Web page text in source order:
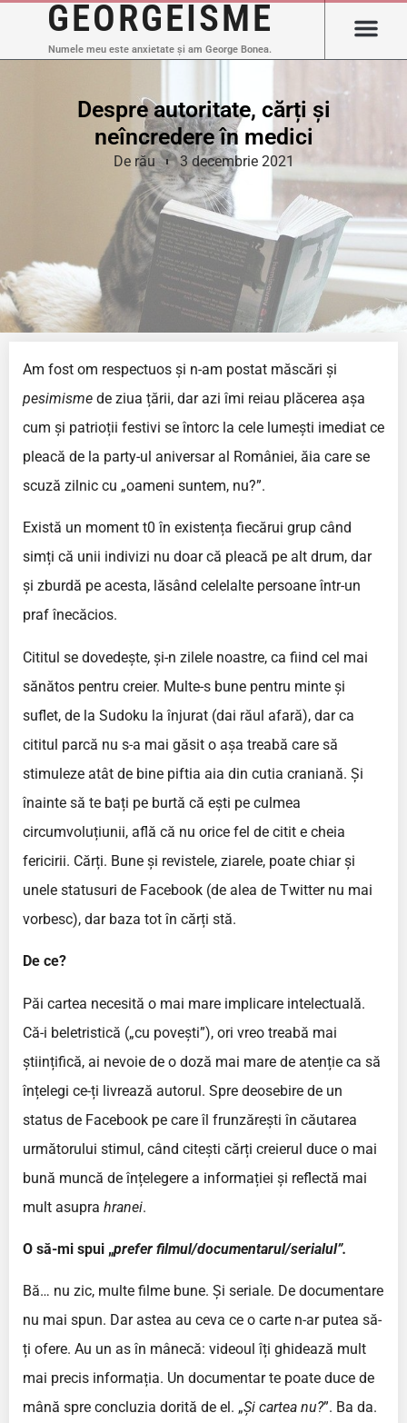
GEORGEISME
Numele meu este anxietate și am George Bonea.
Despre autoritate, cărți și
neîncredere în medici
De rău 3 decembrie 2021
Am fost om respectuos și n-am postat măscări și
pesimisme de ziua țării, dar azi îmi reiau plăcerea așa
cum și patrioții festivi se întorc la cele lumești imediat ce
pleacă de la party-ul aniversar al României, ăia care se
scuză zilnic cu „oameni suntem, nu?”.
Există un moment t0 în existența fiecărui grup când
simți că unii indivizi nu doar că pleacă pe alt drum, dar
și zburdă pe acesta, lăsând celelalte persoane într-un
praf înecăcios.
Cititul se dovedește, și-n zilele noastre, ca fiind cel mai
sănătos pentru creier. Multe-s bune pentru minte și
suflet, de la Sudoku la înjurat (dai răul afară), dar ca
cititul parcă nu s-a mai găsit o așa treabă care să
stimuleze atât de bine piftia aia din cutia craniană. Și
înainte să te bați pe burtă că ești pe culmea
circumvoluțiunii, află că nu orice fel de citit e cheia
fericirii. Cărți. Bune și revistele, ziarele, poate chiar și
unele statusuri de Facebook (de alea de Twitter nu mai
vorbesc), dar baza tot în cărți stă.
De ce?
Păi cartea necesită o mai mare implicare intelectuală.
Că-i beletristică („cu povești”), ori vreo treabă mai
științifică, ai nevoie de o doză mai mare de atenție ca să
înțelegi ce-ți livrează autorul. Spre deosebire de un
status de Facebook pe care îl frunzărești în căutarea
următorului stimul, când citești cărți creierul duce o mai
bună muncă de înțelegere a informației și reflectă mai
mult asupra hranei.
O să-mi spui „prefer filmul/documentarul/serialul”.
Bă… nu zic, multe filme bune. Și seriale. De documentare
nu mai spun. Dar astea au ceva ce o carte n-ar putea să-
ți ofere. Au un as în mânecă: videoul îți ghidează mult
mai precis informația. Un documentar te poate duce de
mână spre concluzia dorită de el. „Și cartea nu?”. Ba da.